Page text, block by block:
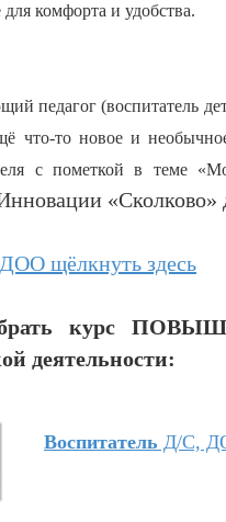
комфорта и удобства.
педагог (воспитатель
что-то новое и
с пометкой в теме
«Сколково»
щёлкнуть здесь
курс
деятельности:
Воспитатель Д/С,